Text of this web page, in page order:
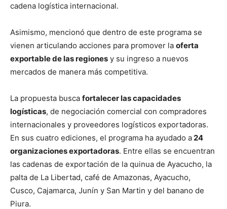
cadena logística internacional.
Asimismo, mencionó que dentro de este programa se
vienen articulando acciones para promover la oferta
exportable de las regiones y su ingreso a nuevos
mercados de manera más competitiva.
La propuesta busca fortalecer las capacidades
logísticas, de negociación comercial con compradores
internacionales y proveedores logísticos exportadoras.
En sus cuatro ediciones, el programa ha ayudado a 24
organizaciones exportadoras. Entre ellas se encuentran
las cadenas de exportación de la quinua de Ayacucho, la
palta de La Libertad, café de Amazonas, Ayacucho,
Cusco, Cajamarca, Junín y San Martin y del banano de
Piura.